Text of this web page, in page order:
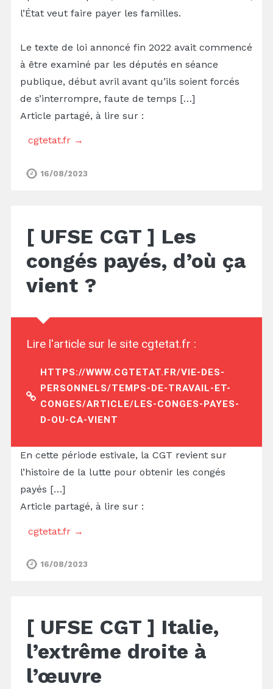
l’État veut faire payer les familles.
Le texte de loi annoncé fin 2022 avait commencé
à être examiné par les députés en séance
publique, début avril avant qu’ils soient forcés
de s’interrompre, faute de temps […]
Article partagé, à lire sur :
cgtetat.fr →
16/08/2023
[ UFSE CGT ] Les
congés payés, d’où ça
vient ?
Lire l'article sur le site cgtetat.fr :
HTTPS://WWW.CGTETAT.FR/VIE-DES-
PERSONNELS/TEMPS-DE-TRAVAIL-ET-
CONGES/ARTICLE/LES-CONGES-PAYES-
D-OU-CA-VIENT
En cette période estivale, la CGT revient sur
l’histoire de la lutte pour obtenir les congés
payés […]
Article partagé, à lire sur :
cgtetat.fr →
16/08/2023
[ UFSE CGT ] Italie,
l’extrême droite à
l’œuvre